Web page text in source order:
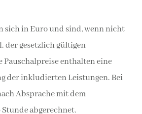
sich in Euro und sind, wenn nicht
der gesetzlich gültigen
Pauschalpreise enthalten eine
der inkludierten Leistungen. Bei
Absprache mit dem
abgerechnet.